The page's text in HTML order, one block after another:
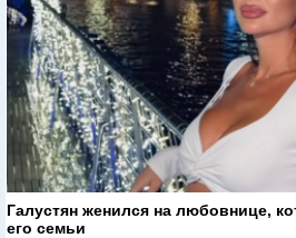
Галустян женился на любовнице,
его семьи